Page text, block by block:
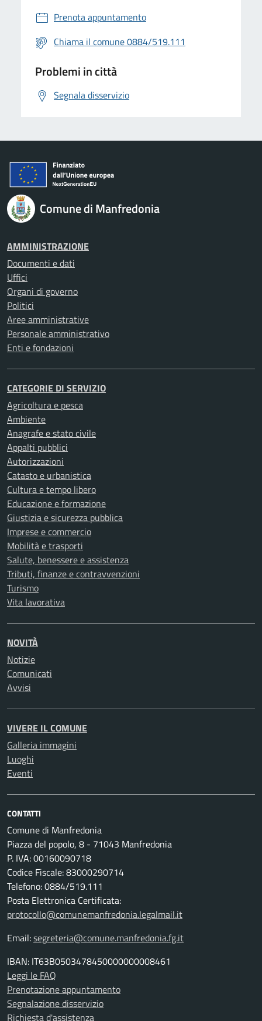
Prenota appuntamento
Chiama il comune 0884/519.111
Problemi in città
Segnala disservizio
Comune di Manfredonia
AMMINISTRAZIONE
Documenti e dati
Uffici
Organi di governo
Politici
Aree amministrative
Personale amministrativo
Enti e fondazioni
CATEGORIE DI SERVIZIO
Agricoltura e pesca
Ambiente
Anagrafe e stato civile
Appalti pubblici
Autorizzazioni
Catasto e urbanistica
Cultura e tempo libero
Educazione e formazione
Giustizia e sicurezza pubblica
Imprese e commercio
Mobilità e trasporti
Salute, benessere e assistenza
Tributi, finanze e contravvenzioni
Turismo
Vita lavorativa
NOVITÀ
Notizie
Comunicati
Avvisi
VIVERE IL COMUNE
Galleria immagini
Luoghi
Eventi
CONTATTI
Comune di Manfredonia
Piazza del popolo, 8 - 71043 Manfredonia
P. IVA: 00160090718
Codice Fiscale: 83000290714
Telefono: 0884/519.111
Posta Elettronica Certificata:
protocollo@comunemanfredonia.legalmail.it
Email:segreteria@comune.manfredonia.fg.it
IBAN: IT63B0503478450000000008461
Leggi le FAQ
Prenotazione appuntamento
Segnalazione disservizio
Richiesta d'assistenza